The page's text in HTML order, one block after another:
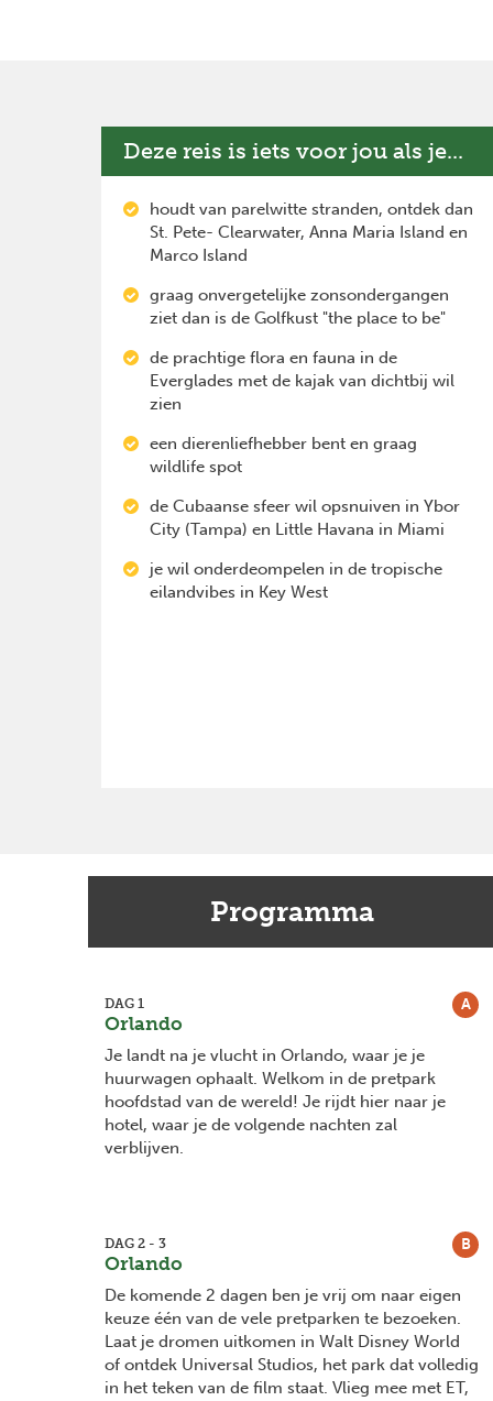
Deze reis is iets voor jou als je...
houdt van parelwitte stranden, ontdek dan
St. Pete- Clearwater, Anna Maria Island en
Marco Island
graag onvergetelijke zonsondergangen
ziet dan is de Golfkust "the place to be"
de prachtige flora en fauna in de
Everglades met de kajak van dichtbij wil
zien
een dierenliefhebber bent en graag
wildlife spot
de Cubaanse sfeer wil opsnuiven in Ybor
City (Tampa) en Little Havana in Miami
je wil onderdeompelen in de tropische
eilandvibes in Key West
Programma
A
DAG 1
Orlando
Je landt na je vlucht in Orlando, waar je je
huurwagen ophaalt. Welkom in de pretpark
hoofdstad van de wereld! Je rijdt hier naar je
hotel, waar je de volgende nachten zal
verblijven.
B
DAG 2 - 3
Orlando
De komende 2 dagen ben je vrij om naar eigen
keuze één van de vele pretparken te bezoeken.
Laat je dromen uitkomen in Walt Disney World
of ontdek Universal Studios, het park dat volledig
in het teken van de film staat. Vlieg mee met ET,